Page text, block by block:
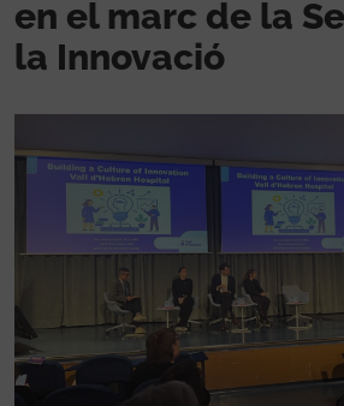
en el marc de la
la Innovació